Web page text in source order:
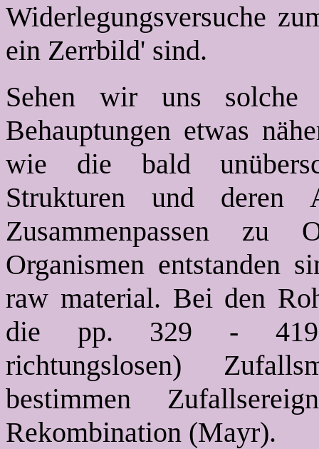
Widerlegungsversuche
ein Zerrbild' sind.
Sehen wir uns solche
Behauptungen etwas
wie die bald
Strukturen und deren
Zusammenpassen zu
Organismen entstanden
raw material. Bei den
die pp. 329 - 419
richtungslosen)
bestimmen
Rekombination (Mayr).